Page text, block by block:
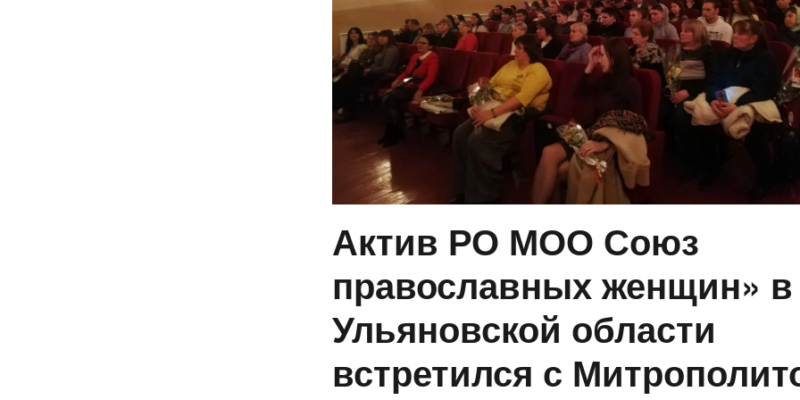
Актив РО МОО Союз
православных женщин» в
Ульяновской области
встретился с